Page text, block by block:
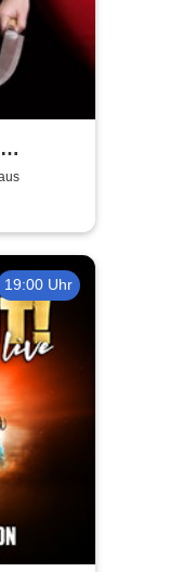
19:00 Uhr